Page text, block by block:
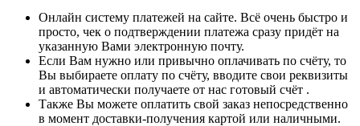
Онлайн систему платежей на сайте. Всё очень быстро и
просто, чек о подтверждении платежа сразу придёт на
указанную Вами электронную почту.
Если Вам нужно или привычно оплачивать по счёту, то
Вы выбираете оплату по счёту, вводите свои реквизиты
и автоматически получаете от нас готовый счёт .
Также Вы можете оплатить свой заказ непосредственно
в момент доставки-получения картой или наличными.